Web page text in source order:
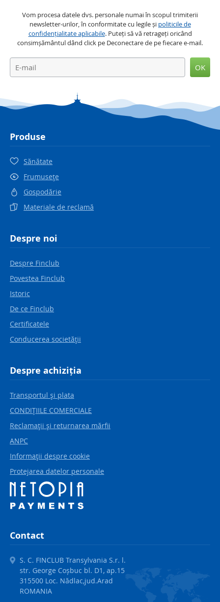
Vom procesa datele dvs. personale numai în scopul trimiterii
newsletter-urilor, în conformitate cu legile și politicile de
confidențialitate aplicabile. Puteți să vă retrageți oricând
consimșământul dând click pe Deconectare de pe fiecare e-mail.
OK
Produse
Sănătate
Frumuseţe
Gospodărie
Materiale de reclamă
Despre noi
Despre Finclub
Povestea Finclub
Istoric
De ce Finclub
Certificatele
Conducerea societăţii
Despre achiziția
Transportul şi plata
CONDIŢIILE COMERCIALE
Reclamaţii şi returnarea mărfii
ANPC
Informaţii despre cookie
Protejarea datelor personale
Contact
S. C. FINCLUB Transylvania S.r. l.
str. George Coșbuc bl. D1, ap.15
315500 Loc. Nădlac,jud.Arad
ROMANIA